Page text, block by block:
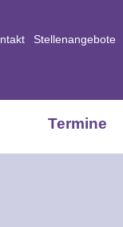
Stellenangebote
Termine